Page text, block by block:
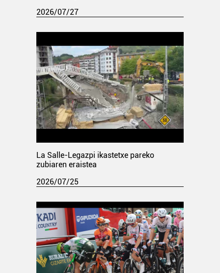
2026/07/27
La Salle-Legazpi ikastetxe pareko
zubiaren eraistea
2026/07/25